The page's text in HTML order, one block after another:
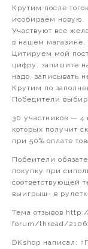
Крутим после
исобираем новую.
Участвуют все
в нашем магазине,
Цитируем мой
цифру, запишите
надо, записывать
Крутим по
Победители
30 участников —
которых получит
при 50% оплате
Побеители
покупку при
соответствующей
выигрыш- в
Тема отзывов
forum/thread/
DKshop написал: